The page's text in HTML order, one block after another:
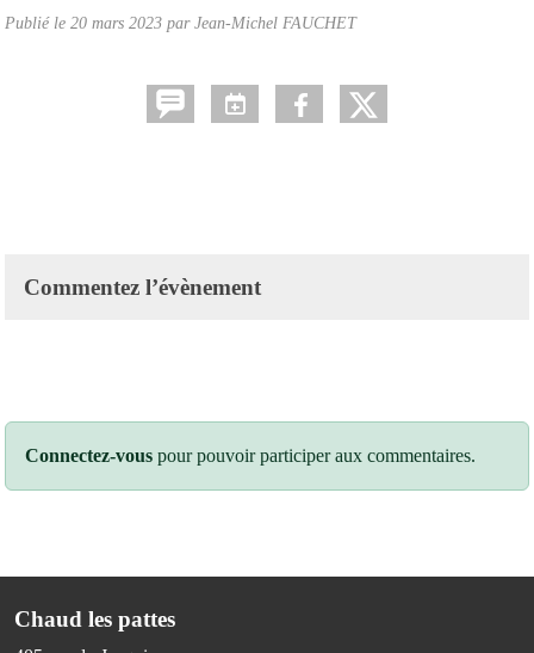
Publié le 20 mars 2023 par Jean-Michel FAUCHET
Commentez l’évènement
Connectez-vous pour pouvoir participer aux commentaires.
Chaud les pattes